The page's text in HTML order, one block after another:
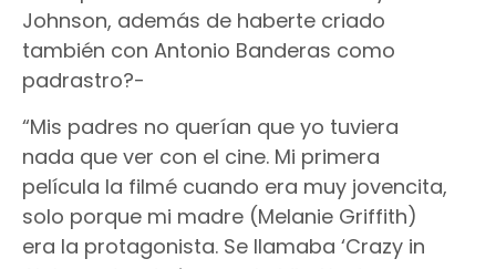
Johnson, además de haberte criado
también con Antonio Banderas como
padrastro?-
“Mis padres no querían que yo tuviera
nada que ver con el cine. Mi primera
película la filmé cuando era muy jovencita,
solo porque mi madre (Melanie Griffith)
era la protagonista. Se llamaba ‘Crazy in